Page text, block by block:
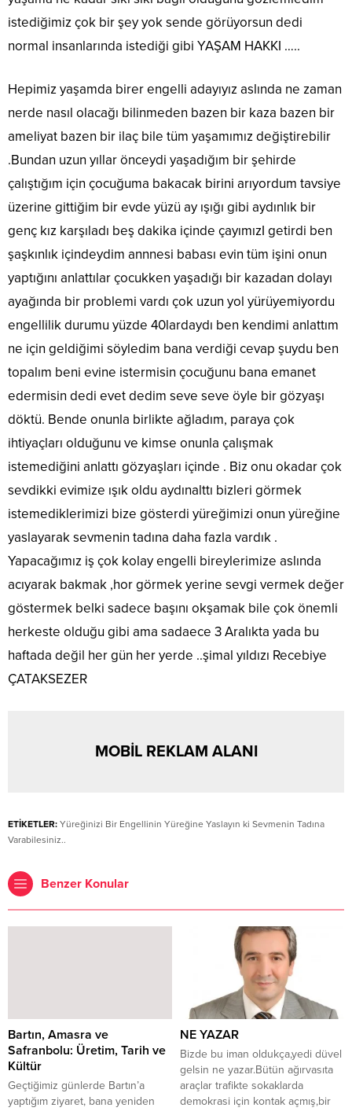
istediğimiz çok bir şey yok sende görüyorsun dedi
normal insanlarında istediği gibi YAŞAM HAKKI …..
Hepimiz yaşamda birer engelli adayıyız aslında ne zaman
nerde nasıl olacağı bilinmeden bazen bir kaza bazen bir
ameliyat bazen bir ilaç bile tüm yaşamımız değiştirebilir
.Bundan uzun yıllar önceydi yaşadığım bir şehirde
çalıştığım için çocuğuma bakacak birini arıyordum tavsiye
üzerine gittiğim bir evde yüzü ay ışığı gibi aydınlık bir
genç kız karşıladı beş dakika içinde çayımızI getirdi ben
şaşkınlık içindeydim annnesi babası evin tüm işini onun
yaptığını anlattılar çocukken yaşadığı bir kazadan dolayı
ayağında bir problemi vardı çok uzun yol yürüyemiyordu
engellilik durumu yüzde 40lardaydı ben kendimi anlattım
ne için geldiğimi söyledim bana verdiği cevap şuydu ben
topalım beni evine istermisin çocuğunu bana emanet
edermisin dedi evet dedim seve seve öyle bir gözyaşı
döktü. Bende onunla birlikte ağladım, paraya çok
ihtiyaçları olduğunu ve kimse onunla çalışmak
istemediğini anlattı gözyaşları içinde . Biz onu okadar çok
sevdikki evimize ışık oldu aydınalttı bizleri görmek
istemediklerimizi bize gösterdi yüreğimizi onun yüreğine
yaslayarak sevmenin tadına daha fazla vardık .
Yapacağımız iş çok kolay engelli bireylerimize aslında
acıyarak bakmak ,hor görmek yerine sevgi vermek değer
göstermek belki sadece başını okşamak bile çok önemli
herkeste olduğu gibi ama sadaece 3 Aralıkta yada bu
haftada değil her gün her yerde ..şimal yıldızı Recebiye
ÇATAKSEZER
MOBİL REKLAM ALANI
ETİKETLER: Yüreğinizi Bir Engellinin Yüreğine Yaslayın ki Sevmenin Tadına
Varabilesiniz..
Benzer Konular
Bartın, Amasra ve
Safranbolu: Üretim, Tarih ve
Kültür
Geçtiğimiz günlerde Bartın’a
yaptığım ziyaret, bana yeniden
NE YAZAR
Bizde bu iman oldukça,yedi düvel
gelsin ne yazar.Bütün ağırvasıta
araçlar trafikte sokaklarda
demokrasi için kontak açmış,bir